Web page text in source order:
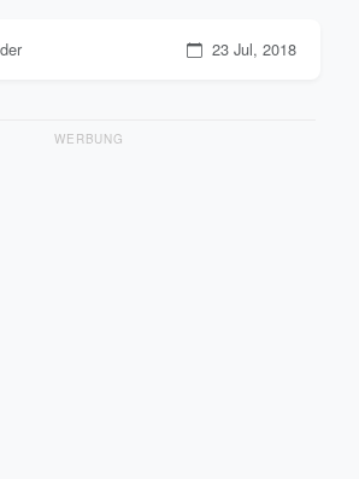
23 Jul, 2018
WERBUNG